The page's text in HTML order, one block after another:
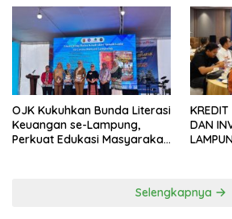
OJK Kukuhkan Bunda Literasi
Keuangan se-Lampung,
Perkuat Edukasi Masyarakat
KREDIT
DAN
Selengkapnya